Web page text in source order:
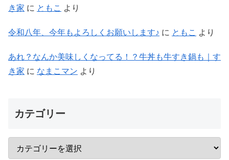
き家 に ともこ より
令和八年、今年もよろしくお願いします♪ に ともこ より
あれ？なんか美味しくなってる！？牛丼も牛すき鍋も｜す
き家 に なまこマン より
カテゴリー